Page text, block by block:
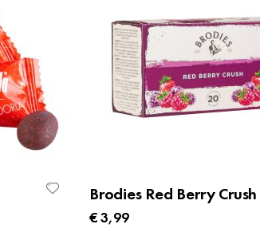
Brodies Red Berry Crush
€ 3,99